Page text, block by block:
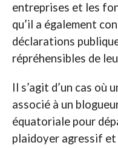
entreprises et les
qu’il a également
déclarations
répréhensibles de
Il s’agit d’un cas où
associé à un
équatoriale pour
plaidoyer agressif